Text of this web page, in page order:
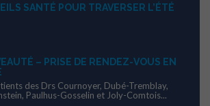
SANTÉ POUR TRAVERSER L’ÉTÉ
– PRISE DE RENDEZ-VOUS EN
des Drs Cournoyer, Dubé-Tremblay,
Paulhus-Gosselin et Joly-Comtois...